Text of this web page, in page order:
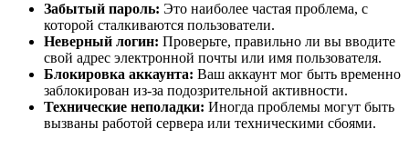
Забытый пароль: Это наиболее частая проблема, с
которой сталкиваются пользователи.
Неверный логин: Проверьте, правильно ли вы вводите
свой адрес электронной почты или имя пользователя.
Блокировка аккаунта: Ваш аккаунт мог быть временно
заблокирован из-за подозрительной активности.
Технические неполадки: Иногда проблемы могут быть
вызваны работой сервера или техническими сбоями.